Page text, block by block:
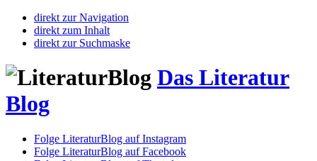
direkt zur Navigation
direkt zum Inhalt
direkt zur Suchmaske
Das Literatur
Blog
Folge LiteraturBlog auf Instagram
Folge LiteraturBlog auf Facebook